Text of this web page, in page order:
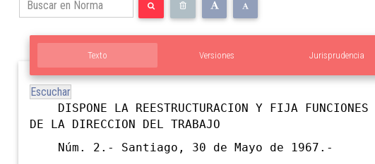
Texto Versiones Jurisprudencia
Escuchar
DISPONE LA REESTRUCTURACION Y FIJA FUNCIONES
DE LA DIRECCION DEL TRABAJO
Núm. 2.- Santiago, 30 de Mayo de 1967.-